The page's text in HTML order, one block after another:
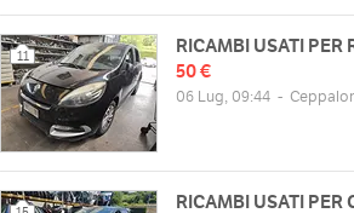
Sito web
http://www.autodemolizionefratelliforgione.it
Gio
11
RICAMBI USATI PER
50 €
06 Lug, 09:44 -
RICAMBI USATI PER